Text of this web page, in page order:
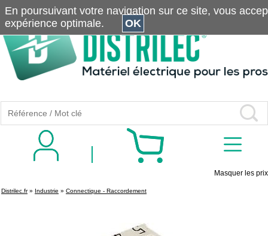
Masquer les prix
Distrilec.fr» Industrie » Connectique - Raccordement
En poursuivant votre navigation sur ce site, vous
expérience optimale.
OK